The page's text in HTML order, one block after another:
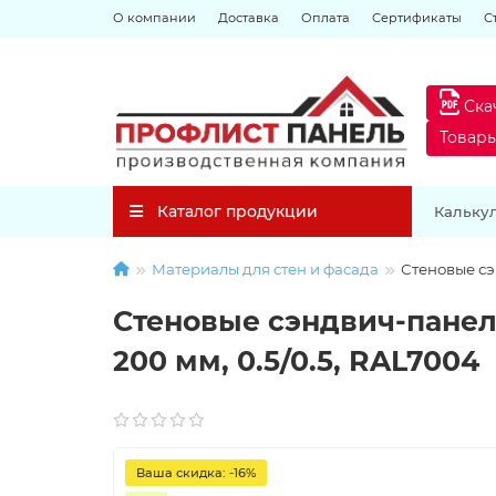
О компании Доставка Оплата Сертификаты
Каталог продукции
Материалы для стен и фасада Стеновые
Стеновые сэндвич-
200 мм, 0.5/0.5, RAL7004
Ваша скидка: -16%